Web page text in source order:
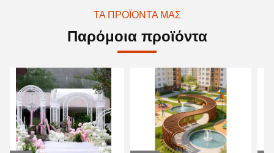
ΤΑ ΠΡΟΪΌΝΤΑ ΜΑΣ
Παρόμοια προϊόντα